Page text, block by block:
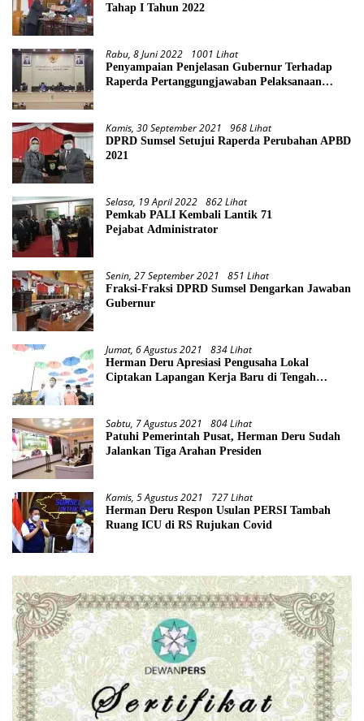
Tahap I Tahun 2022
Rabu, 8 Juni 2022 1001 Lihat
Penyampaian Penjelasan Gubernur Terhadap
Raperda Pertanggungjawaban Pelaksanaan
Kamis, 30 September 2021 968 Lihat
DPRD Sumsel Setujui Raperda Perubahan APBD
2021
Selasa, 19 April 2022 862 Lihat
Pemkab PALI Kembali Lantik 71
Pejabat Administrator
Senin, 27 September 2021 851 Lihat
Fraksi-Fraksi DPRD Sumsel Dengarkan Jawaban
Gubernur
Jumat, 6 Agustus 2021 834 Lihat
Herman Deru Apresiasi Pengusaha Lokal
Ciptakan Lapangan Kerja Baru di Tengah
Sabtu, 7 Agustus 2021 804 Lihat
Patuhi Pemerintah Pusat, Herman Deru Sudah
Jalankan Tiga Arahan Presiden
Kamis, 5 Agustus 2021 727 Lihat
Herman Deru Respon Usulan PERSI Tambah
Ruang ICU di RS Rujukan Covid